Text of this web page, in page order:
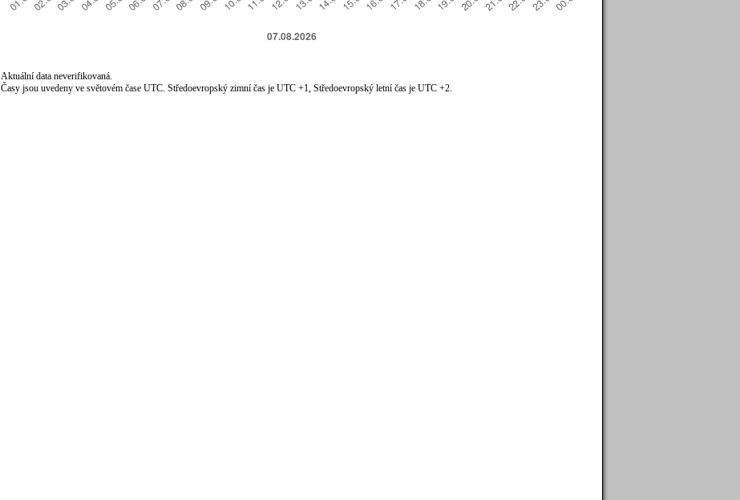
Aktuální data neverifikovaná.
Časy jsou uvedeny ve světovém čase UTC. Středoevropský zimní čas je UTC +1, Středoevropský letní čas je UTC +2.